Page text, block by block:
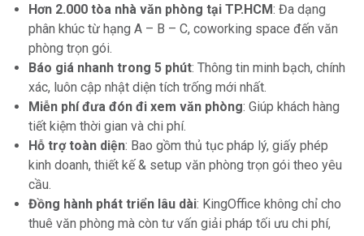
Hơn 2.000 tòa nhà văn phòng tại TP.HCM: Đa dạng
phân khúc từ hạng A – B – C, coworking space đến văn
phòng trọn gói.
Báo giá nhanh trong 5 phút: Thông tin minh bạch, chính
xác, luôn cập nhật diện tích trống mới nhất.
Miễn phí đưa đón đi xem văn phòng: Giúp khách hàng
tiết kiệm thời gian và chi phí.
Hỗ trợ toàn diện: Bao gồm thủ tục pháp lý, giấy phép
kinh doanh, thiết kế & setup văn phòng trọn gói theo yêu
cầu.
Đồng hành phát triển lâu dài: KingOffice không chỉ cho
thuê văn phòng mà còn tư vấn giải pháp tối ưu chi phí,